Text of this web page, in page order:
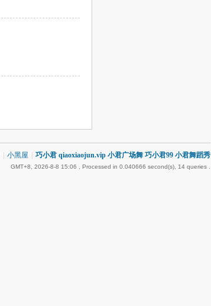
小黑屋 巧小君 qiaoxiaojun.vip 小君广场舞 巧小君99 小君舞蹈秀
GMT+8, 2026-8-8 15:06 , Processed in 0.040666 second(s), 14 queries .